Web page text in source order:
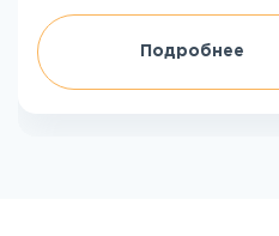
Подробнее